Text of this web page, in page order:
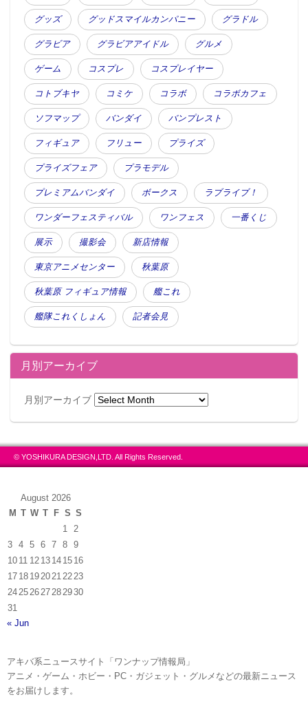
グッズ グッドスマイルカンパニー グラドル
グラビア グラビアアイドル グルメ
ゲーム コスプレ コスプレイヤー
コトブキヤ コミケ コラボ コラボカフェ
ソフマップ バンダイ バンプレスト
フィギュア フリュー プライズ
プライズフェア プラモデル
プレミアムバンダイ ボークス ラブライブ！
ワンダーフェスティバル ワンフェス 一番くじ
展示 撮影会 新店情報
東京アニメセンター 秋葉原
秋葉原 フィギュア情報 艦これ
艦隊これくしょん 記者会見
月別アーカイブ
月別アーカイブ
© YOSHIKURA DESIGN,LTD. All Rights Reserved.
August 2026
M T W T F S S
1
2
3
4 5 6 7 8
9
10 11 12 13 14 15 16
17 18 19 20 21 22 23
24 25 26 27 28 2930
31
« Jun
アキバ系ニュースサイト「ワンナップ情報局」
アニメ・ゲーム・ホビー・PC・ガジェット・グルメなどの最新ニュース
をお届けします。